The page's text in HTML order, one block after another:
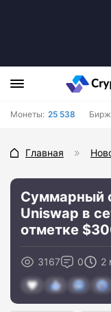
Монеты: 25 538
Главная
Суммарный
Uniswap в
отметке
3167 0 2